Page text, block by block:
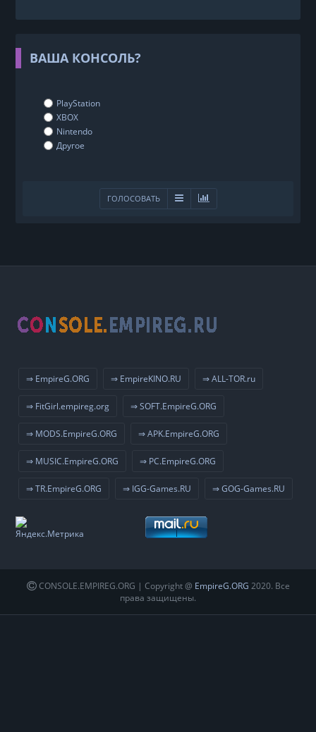
ВАША КОНСОЛЬ?
PlayStation
XBOX
Nintendo
Другое
ГОЛОСОВАТЬ
⇒ EmpireG.ORG ⇒ EmpireKINO.RU ⇒ ALL-TOR.ru
⇒ FitGirl.empireg.org ⇒ SOFT.EmpireG.ORG
⇒ MODS.EmpireG.ORG ⇒ APK.EmpireG.ORG
⇒ MUSIC.EmpireG.ORG ⇒ PC.EmpireG.ORG
⇒ TR.EmpireG.ORG ⇒ IGG-Games.RU ⇒ GOG-Games.RU
CONSOLE.EMPIREG.ORG | Copyright @ EmpireG.ORG 2020. Все
права защищены.